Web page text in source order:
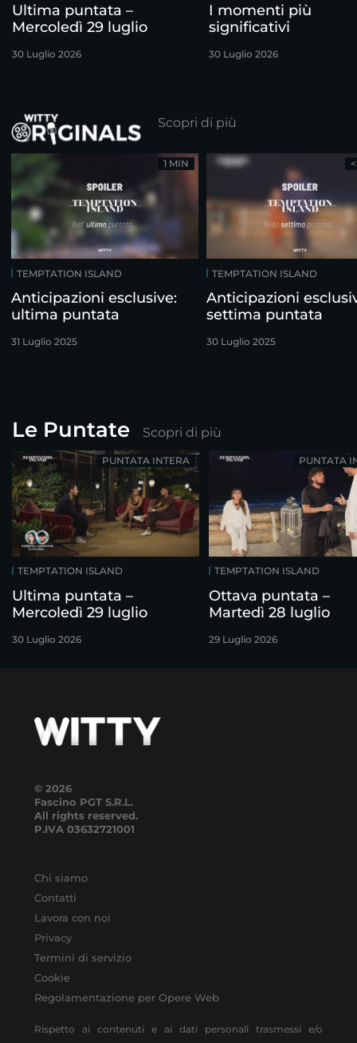
Ultima puntata –
Mercoledì 29 luglio
30 Luglio 2026
I momenti più
significativi
30 Luglio 2026
Scopri di più
TEMPTATION ISLAND
Anticipazioni esclusive:
ultima puntata
31 Luglio 2025
1 MIN
TEMPTATION ISLAND
Anticipazioni
settima puntata
30 Luglio 2025
Le Puntate Scopri di più
TEMPTATION ISLAND
Ultima puntata –
Mercoledì 29 luglio
30 Luglio 2026
PUNTATA INTERA
TEMPTATION ISLAND
Ottava puntata –
Martedì 28 luglio
29 Luglio 2026
PUNTATA
© 2026
Fascino PGT S.R.L.
All rights reserved.
P.IVA 03632721001
Chi siamo
Contatti
Lavora con noi
Privacy
Termini di servizio
Cookie
Regolamentazione per Opere Web
Rispetto ai contenuti e ai dati personali trasmessi e/o